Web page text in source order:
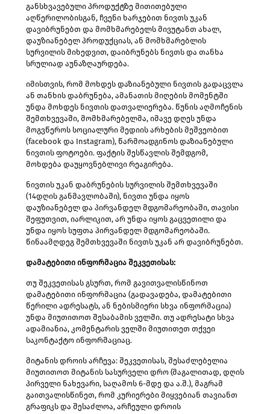
განსხვავებული პროდუქტზე მითითებული
აღწერილობისგან, ჩვენი ხარჯებით ნივთს უკან
დავიბრუნებთ და მომხმარებელს მივუტანთ ახალ,
დაუზიანებელ პროდუქციას, ან მომხმარებლის
სურვილის მიხედვით, დაიბრუნებს ნივთს და თანხა
სრულიად აუნაზღაურდება.
იმისთვის, რომ მოხდეს დაზიანებული ნივთის გადაცვლა
ან თანხის დაბრუნება, ამანათის მიღების მომენტში
უნდა მოხდეს ნივთის დათვალიერება. წუნის აღმოჩენის
შემთხვევაში, მომხმარებელმა, იმავე დღეს უნდა
მოგვწეროს სოციალური მედიის არხების მეშვეობით
(facebook და Instagram), წარმოადგინოს დაზიანებული
ნივთის ფოტოები. ფაქტის შესწავლის შემდგომ,
მოხდება დაუყოვნებლივი რეაგირება.
ნივთის უკან დაბრუნების სურვილის შემთხვევაში
(14დღის განმავლობაში), ნივთი უნდა იყოს
დაუზიანებელ და პირვანდელ მდგომარეობაში, თავისი
შეფუთვით, იარლიკით, არ უნდა იყოს გაცვეთილი და
უნდა იყოს სუფთა პირვანდელ მდგომარეობაში.
წინაამღდეგ შემთხვევაში ნივთს უკან არ დავიბრუნებთ.
დამატებითი ინფორმაცია შეკვეთისას:
თუ შეკვეთისას გსურთ, რომ გავითვალისწინოთ
დამატებითი ინფორმაცია (გადავადება, დამატებითი
წერილი ადრესატს, ან ნებისმიერი სხვა ინფორმაცია)
უნდა მიუთითოთ შესაბამის ველში. თუ ადრესატი სხვა
ადამიანია, კომენტარის ველში მიუთითეთ თქვეი
საკონტაქტო ინფორმაციაც.
მიტანის დროის არჩევა: შეკვეთისას, შესაძლებელია
მიუთითოთ მიტანის სასურველი დრო (მაგალითად, დღის
პირველი ნახევარი, საღამოს 6-მდე და ა.შ.), მაგრამ
გაითვალისწინეთ, რომ კურიერები მიყვებიან თავიანთ
გრაფიკს და შესაძლოა, არჩეული დროის